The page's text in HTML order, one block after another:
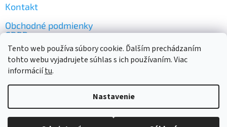
Tento web používa súbory cookie. Ďalším prechádzaním
tohto webu vyjadrujete súhlas s ich používaním. Viac
informáciítu.
Nastavenie
Kontakt
Obchodné podmienky
GDPR
Vytvoril Shoptet